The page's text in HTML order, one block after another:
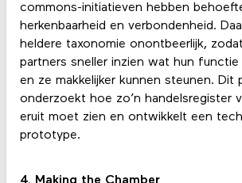
commons-initiatieven hebben
herkenbaarheid en verbondenheid.
heldere taxonomie onontbeerlijk,
partners sneller inzien wat hun
en ze makkelijker kunnen steunen. Dit
onderzoekt hoe zo’n handelsregister
eruit moet zien en ontwikkelt een
prototype.